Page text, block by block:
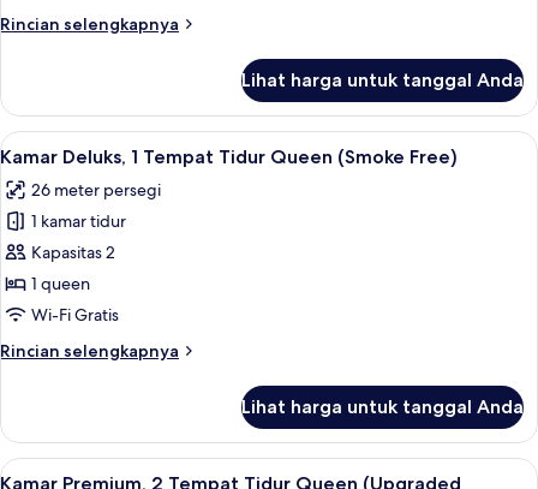
Tidur
Free)
Rincian selengkapnya
Rincian
Kamar
Deluks,
2
Tidur
Queen
(Smoke
Free)
Lihat harga untuk tanggal Anda
Lihat
semua
foto
untuk
Kamar
Deluks,
1
Tidur
Free)
Meja kerja, ruang kerja ramah
5
Kamar Deluks, 1 Tempat Tidur Queen (Smoke Free)
26 meter persegi
1 kamar tidur
Kapasitas 2
1 queen
Wi-Fi Gratis
Rincian selengkapnya
Rincian
Kamar
Deluks,
1
Lihat harga untuk tanggal Anda
Lihat
Meja kerja, ruang kerja ramah
9
Kamar Premium, 2 Tempat Tidur Queen (Upgraded